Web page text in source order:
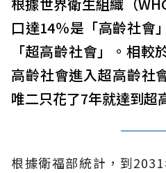
口達14％是「高齡社會
「超高齡社會」。相
高齡社會進入超高齡社
唯二只花了7年就達到超
根據衛福部統計，到